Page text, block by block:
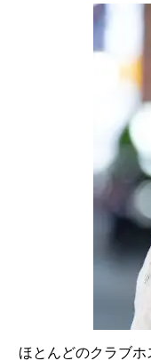
ほとんどのクラブホ